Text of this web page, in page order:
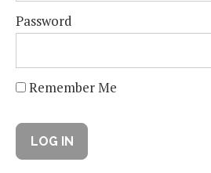
Password
Remember Me